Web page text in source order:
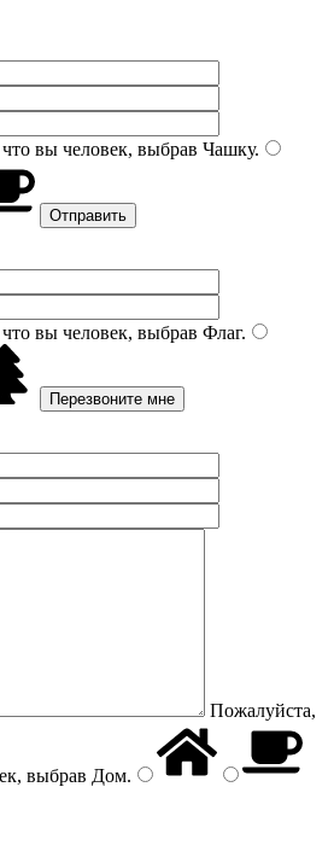
вы человек, выбрав Чашку.
вы человек, выбрав Флаг.
Пожалуйста,
выбрав Дом.